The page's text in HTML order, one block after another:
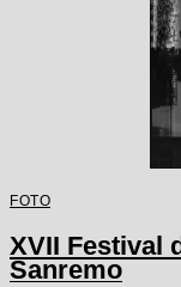
FOTO
XVII Festival
Sanremo